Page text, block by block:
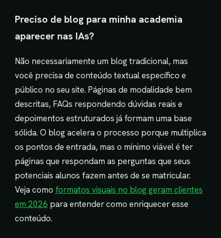
Preciso de blog para minha academia
aparecer nas IAs?
Não necessariamente um blog tradicional, mas
você precisa de conteúdo textual específico e
público no seu site. Páginas de modalidade bem
descritas, FAQs respondendo dúvidas reais e
depoimentos estruturados já formam uma base
sólida. O blog acelera o processo porque multiplica
os pontos de entrada, mas o mínimo viável é ter
páginas que respondam as perguntas que seus
potenciais alunos fazem antes de se matricular.
Veja como formatos visuais no blog geram clientes
em 2026 para entender como enriquecer esse
conteúdo.